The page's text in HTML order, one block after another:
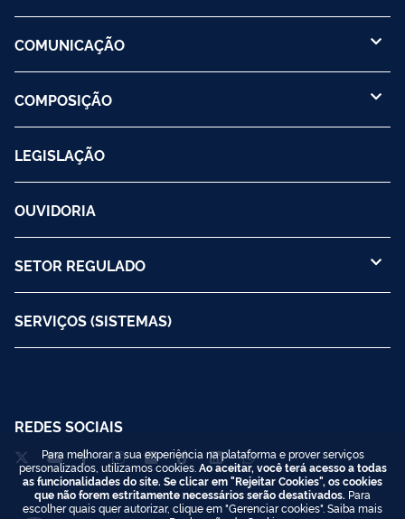
COMUNICAÇÃO
COMPOSIÇÃO
LEGISLAÇÃO
OUVIDORIA
SETOR REGULADO
SERVIÇOS (SISTEMAS)
REDES SOCIAIS
Para melhorar a sua experiência na plataforma e prover serviços
personalizados, utilizamos cookies. Ao aceitar, você terá acesso a todas
as funcionalidades do site. Se clicar em "Rejeitar Cookies", os cookies
que não forem estritamente necessários serão desativados. Para
escolher quais quer autorizar, clique em "Gerenciar cookies". Saiba mais